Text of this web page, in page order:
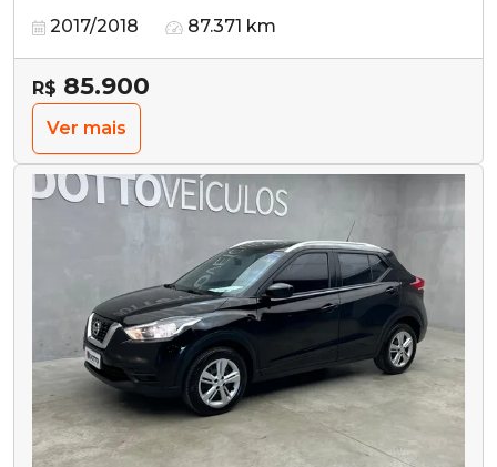
2017/2018 87.371 km
R$ 85.900
Ver mais